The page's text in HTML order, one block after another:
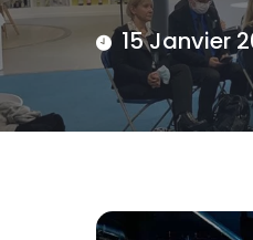
15 Janvier